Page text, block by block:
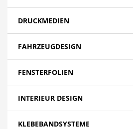
DRUCKMEDIEN
FAHRZEUGDESIGN
FENSTERFOLIEN
INTERIEUR DESIGN
KLEBEBANDSYSTEME